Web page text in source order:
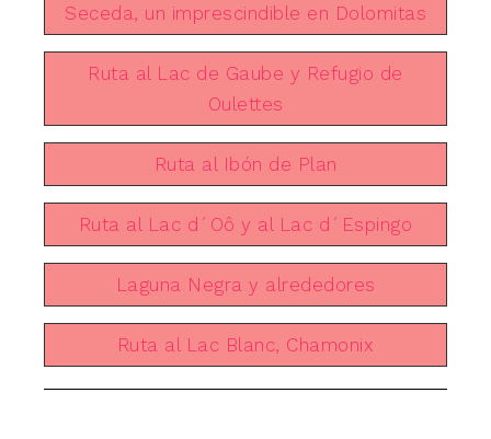
Seceda, un imprescindible en Dolomitas
Ruta al Lac de Gaube y Refugio de
Oulettes
Ruta al Ibón de Plan
Ruta al Lac d´Oô y al Lac d´Espingo
Laguna Negra y alrededores
Ruta al Lac Blanc, Chamonix